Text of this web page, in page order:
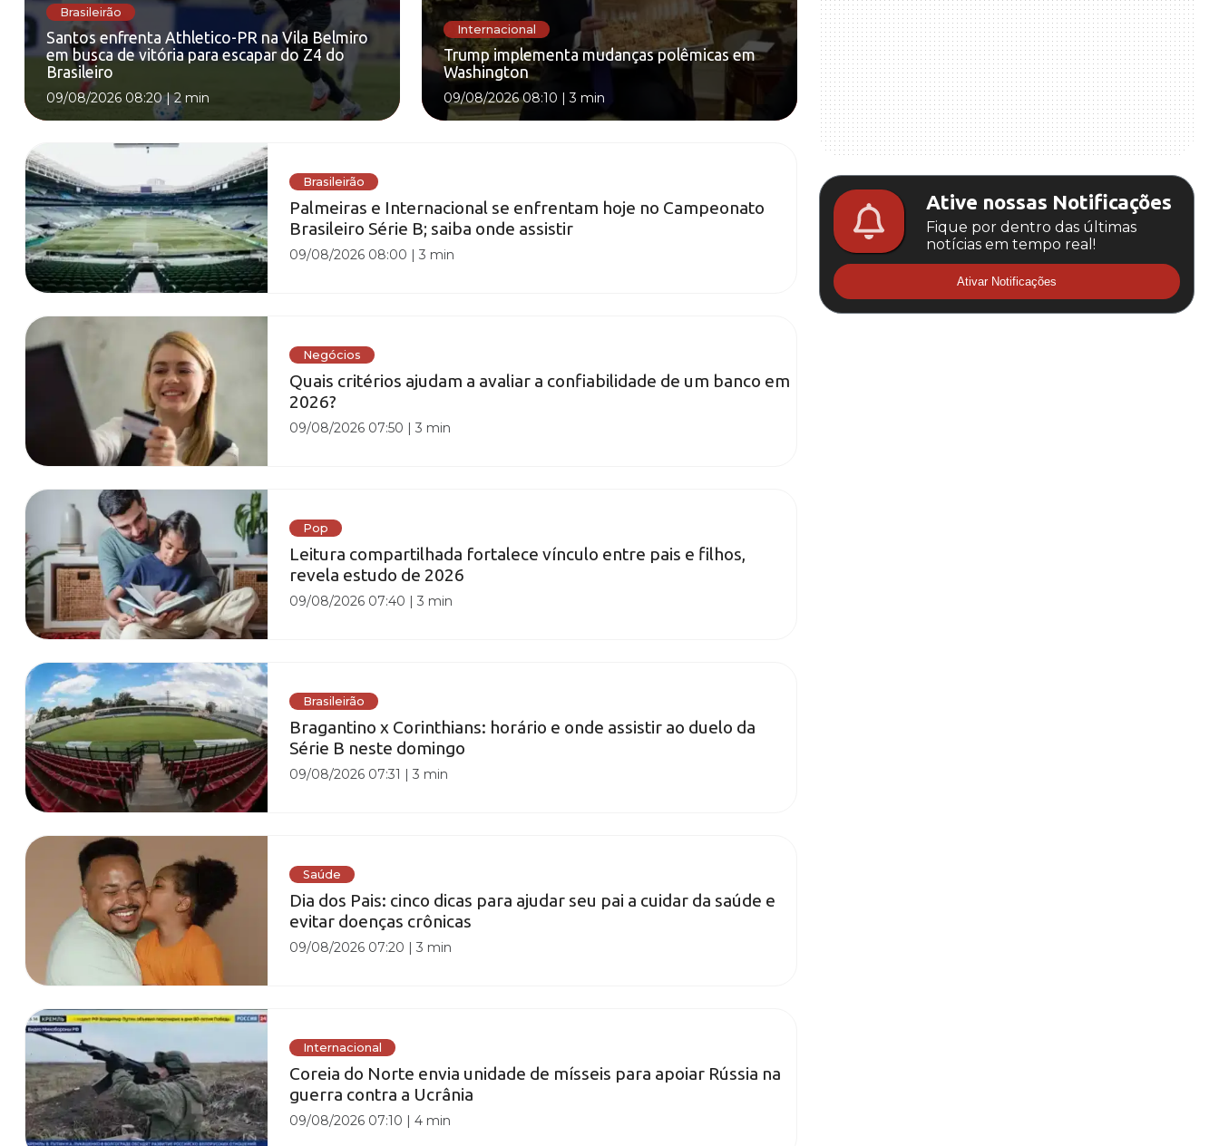
Brasileirão
Santos enfrenta Athletico-PR na Vila Belmiro
em busca de vitória para escapar do Z4 do
Brasileiro
09/08/2026 08:20|2 min
Internacional
Trump implementa mudanças polêmicas em
Washington
09/08/2026 08:10 |3 min
Brasileirão
Palmeiras e Internacional se enfrentam hoje no Campeonato
Brasileiro Série B; saiba onde assistir
09/08/2026 08:00 |3 min
Negócios
Quais critérios ajudam a avaliar a confiabilidade de um banco em
2026?
09/08/2026 07:50 |3 min
Pop
Leitura compartilhada fortalece vínculo entre pais e filhos,
revela estudo de 2026
09/08/2026 07:40 |3 min
Brasileirão
Bragantino x Corinthians: horário e onde assistir ao duelo da
Série B neste domingo
09/08/2026 07:31 |3 min
Saúde
Dia dos Pais: cinco dicas para ajudar seu pai a cuidar da saúde e
evitar doenças crônicas
09/08/2026 07:20 |3 min
Internacional
Coreia do Norte envia unidade de mísseis para apoiar Rússia na
guerra contra a Ucrânia
09/08/2026 07:10 |4 min
Ative nossas Notificações
Fique por dentro das últimas
notícias em tempo real!
Ativar Notificações